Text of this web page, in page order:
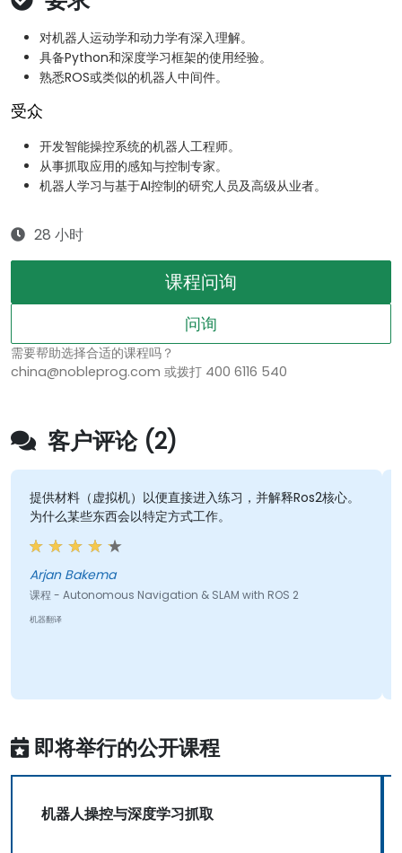
对机器人运动学和动力学有深入理解。
具备Python和深度学习框架的使用经验。
熟悉ROS或类似的机器人中间件。
受众
开发智能操控系统的机器人工程师。
从事抓取应用的感知与控制专家。
机器人学习与基于AI控制的研究人员及高级从业者。
28 小时
课程问询
问询
需要帮助选择合适的课程吗？
china@nobleprog.com 或拨打 400 6116 540
客户评论 (2)
材料（虚拟机）以便直接进入练习，并解释Ros2核心。
么某些东西会以特定方式工作。
Bakema
- Autonomous Navigation & SLAM with ROS 2
其未来
即将举行的公开课程
机器人操控与深度学习抓取